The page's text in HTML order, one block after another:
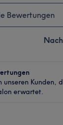
Bewertungen
unseren Kunden,
erwartet.